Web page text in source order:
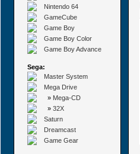
Nintendo 64
GameCube
Game Boy
Game Boy Color
Game Boy Advance
Sega:
Master System
Mega Drive
» Mega-CD
» 32X
Saturn
Dreamcast
Game Gear